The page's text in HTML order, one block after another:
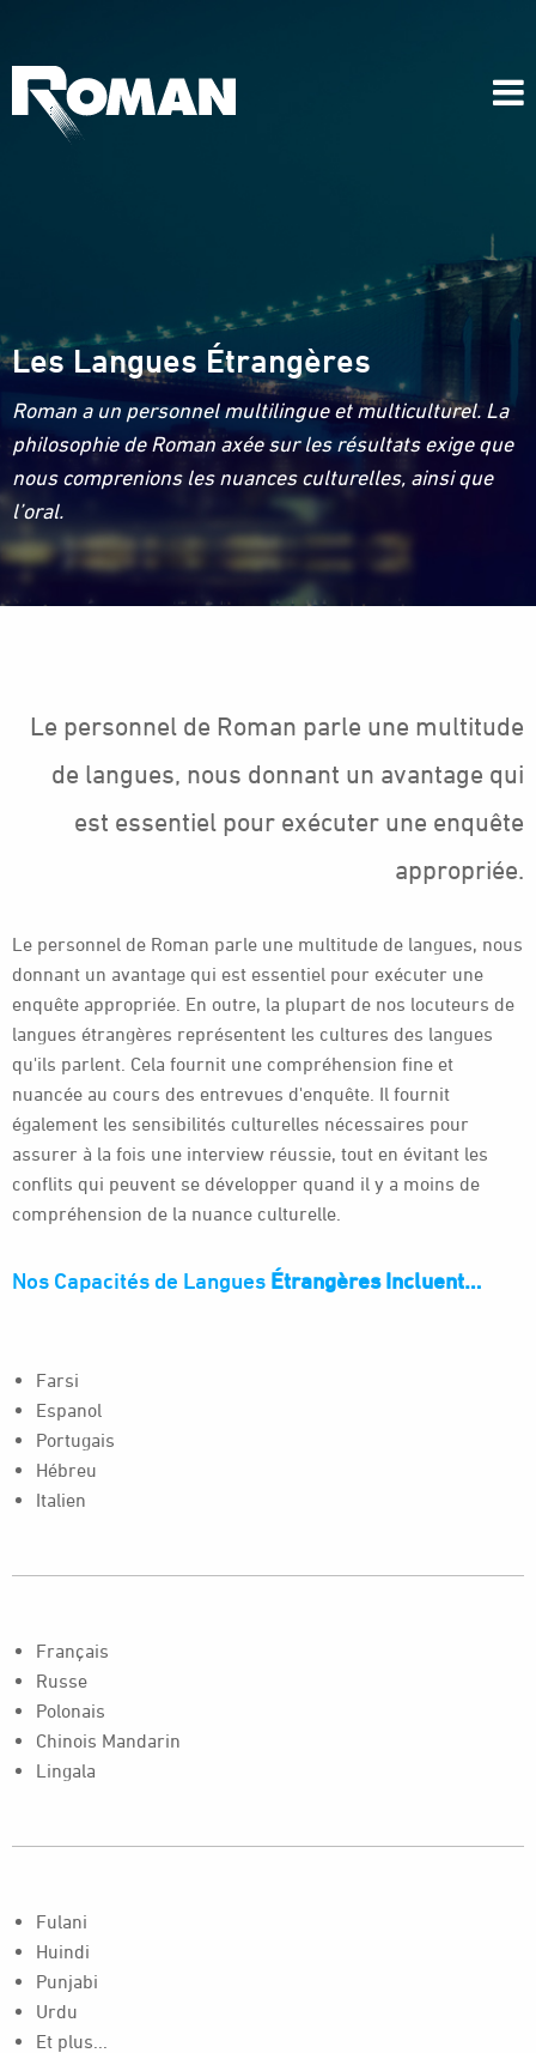
Les Langues Étrangères
Roman a un personnel multilingue et multiculturel. La
philosophie de Roman axée sur les résultats exige que
nous comprenions les nuances culturelles, ainsi que
l’oral.
Le personnel de Roman parle une multitude
de langues, nous donnant un avantage qui
est essentiel pour exécuter une enquête
appropriée.
Le personnel de Roman parle une multitude de langues, nous
donnant un avantage qui est essentiel pour exécuter une
enquête appropriée. En outre, la plupart de nos locuteurs de
langues étrangères représentent les cultures des langues
qu'ils parlent. Cela fournit une compréhension fine et
nuancée au cours des entrevues d'enquête. Il fournit
également les sensibilités culturelles nécessaires pour
assurer à la fois une interview réussie, tout en évitant les
conflits qui peuvent se développer quand il y a moins de
compréhension de la nuance culturelle.
Nos Capacités de Langues Étrangères Incluent…
Farsi
Espanol
Portugais
Hébreu
Italien
Français
Russe
Polonais
Chinois Mandarin
Lingala
Fulani
Huindi
Punjabi
Urdu
Et plus...